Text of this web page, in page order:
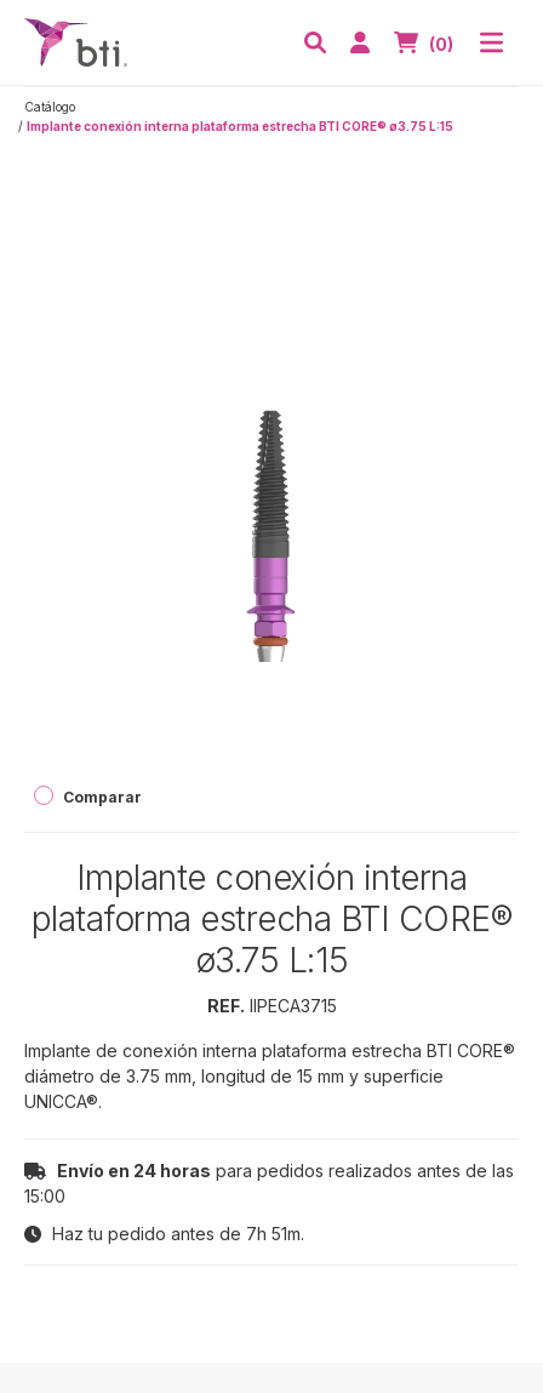
BTI - Human Tecnology
Acceder
Nº de
(0)
Catálogo
Implante conexión interna plataforma estrecha BTI CORE® ø3.75 L:15
Comparar
Implante conexión interna
plataforma estrecha BTI CORE®
ø3.75 L:15
REF. IIPECA3715
Implante de conexión interna plataforma estrecha BTI CORE®
diámetro de 3.75 mm, longitud de 15 mm y superficie
UNICCA®.
Envío en 24 horas para pedidos realizados antes de las
15:00
Haz tu pedido antes de 7h 51m.